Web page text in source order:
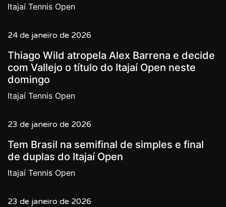
Itajaí Tennis Open
24 de janeiro de 2026
Thiago Wild atropela Alex Barrena e decide
com Vallejo o título do Itajaí Open neste
domingo
Itajaí Tennis Open
23 de janeiro de 2026
Tem Brasil na semifinal de simples e final
de duplas do Itajaí Open
Itajaí Tennis Open
23 de janeiro de 2026